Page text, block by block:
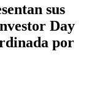
sus
Day
por